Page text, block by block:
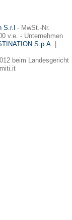
S.r.l - MwSt.-Nr.
v.e. - Unternehmen
S.p.A.
beim Landesgericht